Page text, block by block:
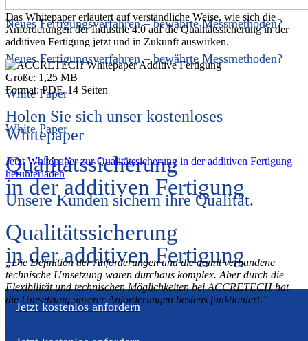
Neues Fertigungsverfahren – bewährte Messmethoden?
Neues Fertigungsverfahren – bewährte Messmethoden?
White Paper
White Paper
Qualitätssicherung
in der additiven Fertigung
Qualitätssicherung
in der additiven Fertigung
Jetzt kostenlos anfordern
Das Whitepaper erläutert auf verständliche Weise, wie sich die
Anforderungen der Industrie 4.0 auf die Qualitätssicherung in der
additiven Fertigung jetzt und in Zukunft auswirken.
Größe: 1,25 MB
Format: PDF, 14 Seiten
Holen Sie sich unser kostenloses
Whitepaper
Jetzt Whitepaper zur Qualitätssicherung in der additiven Fertigung
herunterladen
Unsere Kunden sichern ihre Qualität.
„Die Definition der Anforderungen und die damit verbundene
technische Umsetzung waren durchaus komplex. Aber durch die
Flexibilität und technischen Möglichkeiten bei ACCRETECH hat
die Umsetzung unserer Anforderungen bestens funktioniert.“
Leiter Qualitätssicherung, Pankl Aerospace Systems Europe GmbH